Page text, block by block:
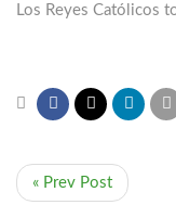
Los Reyes Católicos
« Prev Post